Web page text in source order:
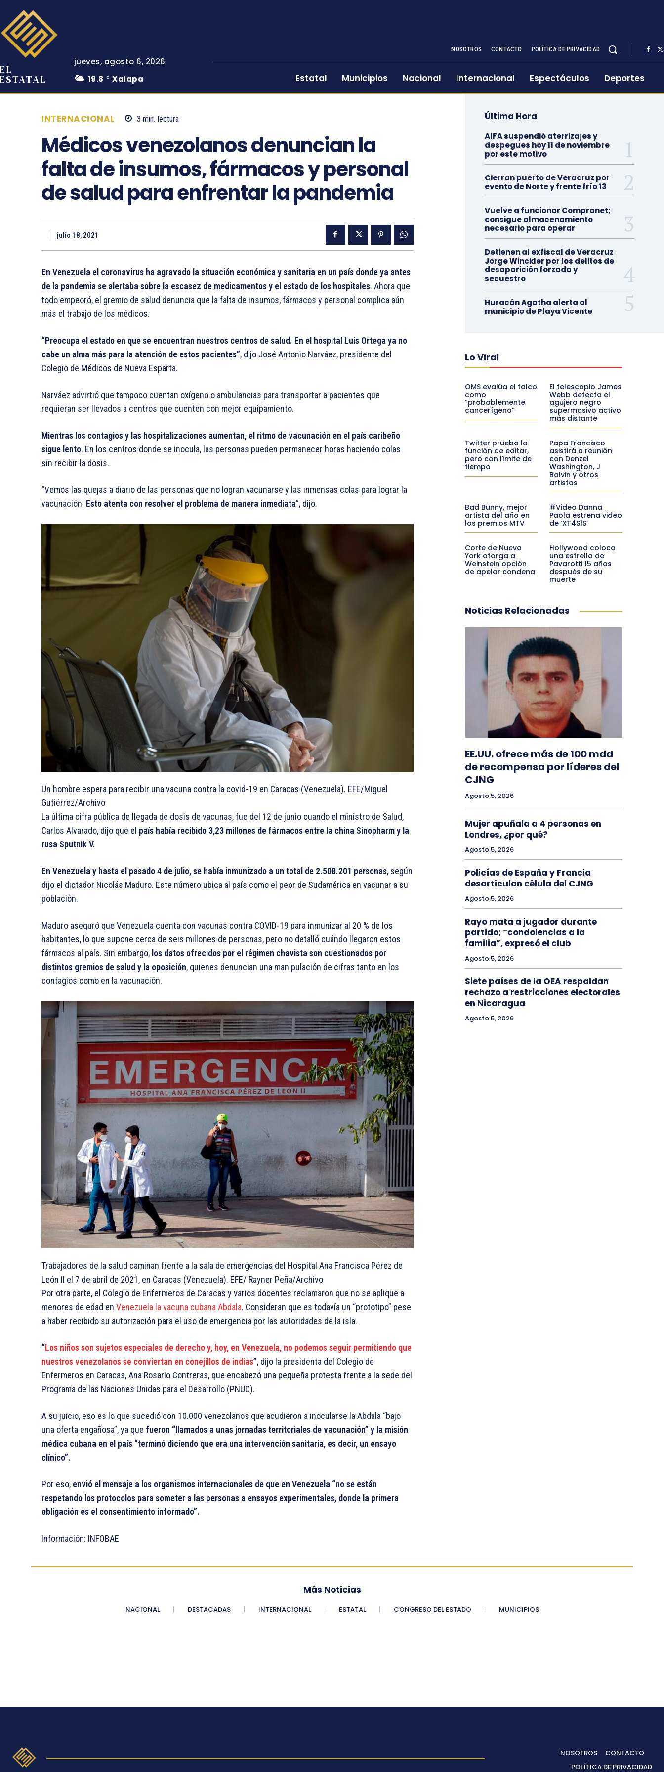
EL
ESTATAL
jueves, agosto 6, 2026
19.8
C Xalapa
NOSOTROS CONTACTO POLÍTICA DE PRIVACIDAD
Estatal Municipios Nacional Internacional Espectáculos Deportes
INTERNACIONAL 3 min. lectura
Médicos venezolanos denuncian la
falta de insumos, fármacos y personal
de salud para enfrentar la pandemia
julio 18, 2021
En Venezuela el coronavirus ha agravado la situación económica y sanitaria en un país donde ya antes
de la pandemia se alertaba sobre la escasez de medicamentos y el estado de los hospitales. Ahora que
todo empeoró, el gremio de salud denuncia que la falta de insumos, fármacos y personal complica aún
más el trabajo de los médicos.
“Preocupa el estado en que se encuentran nuestros centros de salud. En el hospital Luis Ortega ya no
cabe un alma más para la atención de estos pacientes”, dijo José Antonio Narváez, presidente del
Colegio de Médicos de Nueva Esparta.
Narváez advirtió que tampoco cuentan oxígeno o ambulancias para transportar a pacientes que
requieran ser llevados a centros que cuenten con mejor equipamiento.
Mientras los contagios y las hospitalizaciones aumentan, el ritmo de vacunación en el país caribeño
sigue lento. En los centros donde se inocula, las personas pueden permanecer horas haciendo colas
sin recibir la dosis.
“Vemos las quejas a diario de las personas que no logran vacunarse y las inmensas colas para lograr la
vacunación. Esto atenta con resolver el problema de manera inmediata”, dijo.
Un hombre espera para recibir una vacuna contra la covid-19 en Caracas (Venezuela). EFE/Miguel
Gutiérrez/Archivo
La última cifra pública de llegada de dosis de vacunas, fue del 12 de junio cuando el ministro de Salud,
Carlos Alvarado, dijo que el país había recibido 3,23 millones de fármacos entre la china Sinopharm y la
rusa Sputnik V.
En Venezuela y hasta el pasado 4 de julio, se había inmunizado a un total de 2.508.201 personas, según
dijo el dictador Nicolás Maduro. Este número ubica al país como el peor de Sudamérica en vacunar a su
población.
Maduro aseguró que Venezuela cuenta con vacunas contra COVID-19 para inmunizar al 20 % de los
habitantes, lo que supone cerca de seis millones de personas, pero no detalló cuándo llegaron estos
fármacos al país. Sin embargo, los datos ofrecidos por el régimen chavista son cuestionados por
distintos gremios de salud y la oposición, quienes denuncian una manipulación de cifras tanto en los
contagios como en la vacunación.
Trabajadores de la salud caminan frente a la sala de emergencias del Hospital Ana Francisca Pérez de
León II el 7 de abril de 2021, en Caracas (Venezuela). EFE/ Rayner Peña/Archivo
Por otra parte, el Colegio de Enfermeros de Caracas y varios docentes reclamaron que no se aplique a
menores de edad en Venezuela la vacuna cubana Abdala. Consideran que es todavía un “prototipo” pese
a haber recibido su autorización para el uso de emergencia por las autoridades de la isla.
“Los niños son sujetos especiales de derecho y, hoy, en Venezuela, no podemos seguir permitiendo que
nuestros venezolanos se conviertan en conejillos de indias”, dijo la presidenta del Colegio de
Enfermeros en Caracas, Ana Rosario Contreras, que encabezó una pequeña protesta frente a la sede del
Programa de las Naciones Unidas para el Desarrollo (PNUD).
A su juicio, eso es lo que sucedió con 10.000 venezolanos que acudieron a inocularse la Abdala “bajo
una oferta engañosa”, ya que fueron “llamados a unas jornadas territoriales de vacunación” y la misión
médica cubana en el país “terminó diciendo que era una intervención sanitaria, es decir, un ensayo
clínico”.
Por eso, envió el mensaje a los organismos internacionales de que en Venezuela “no se están
respetando los protocolos para someter a las personas a ensayos experimentales, donde la primera
obligación es el consentimiento informado”.
Información: INFOBAE
Última Hora
AIFA suspendió aterrizajes y
despegues hoy 11 de noviembre
por este motivo
Cierran puerto de Veracruz por
evento de Norte y frente frío 13
Vuelve a funcionar Compranet;
consigue almacenamiento
necesario para operar
Detienen al exfiscal de Veracruz
Jorge Winckler por los delitos de
desaparición forzada y
secuestro
Huracán Agatha alerta al
municipio de Playa Vicente
Lo Viral
OMS evalúa el talco
como
“probablemente
cancerígeno”
El telescopio James
Webb detecta el
agujero negro
supermasivo activo
más distante
Twitter prueba la
función de editar,
pero con límite de
tiempo
Papa Francisco
asistirá a reunión
con Denzel
Washington, J
Balvin y otros
artistas
Bad Bunny, mejor
artista del año en
los premios MTV
#Video Danna
Paola estrena video
de ‘XT4S1S’
Corte de Nueva
York otorga a
Weinstein opción
de apelar condena
Hollywood coloca
una estrella de
Pavarotti 15 años
después de su
muerte
Noticias Relacionadas
EE.UU. ofrece más de 100 mdd
de recompensa por líderes del
CJNG
Agosto 5, 2026
Mujer apuñala a 4 personas en
Londres, ¿por qué?
Agosto 5, 2026
Policías de España y Francia
desarticulan célula del CJNG
Agosto 5, 2026
Rayo mata a jugador durante
partido; “condolencias a la
familia”, expresó el club
Agosto 5, 2026
Siete países de la OEA respaldan
rechazo a restricciones electorales
en Nicaragua
Agosto 5, 2026
Más Noticias
NACIONAL DESTACADAS INTERNACIONAL ESTATAL CONGRESO DEL ESTADO MUNICIPIOS
NOSOTROS
CONTACTO
POLÍTICA DE PRIVACIDAD